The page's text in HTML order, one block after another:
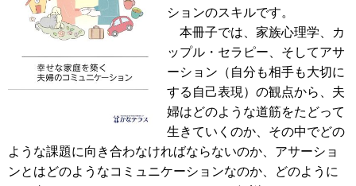
ションのスキルです。
本冊子では、家族心理学、カ
ップル・セラピー、そしてアサ
ーション（自分も相手も大切に
する自己表現）の観点から、夫
婦はどのような道筋をたどって
生きていくのか、その中でどの
ような課題に向き合わなければならないのか、アサーショ
ンとはどのようなコミュニケーションなのか、どのように